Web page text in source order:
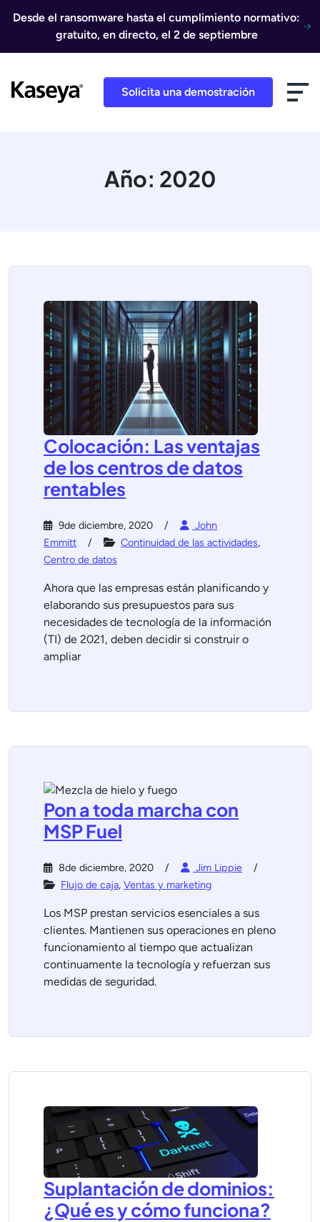
Desde el ransomware hasta el cumplimiento normativo:
gratuito, en directo, el 2 de septiembre
Solicita una demostración
Año: 2020
Colocación: Las ventajas
de los centros de datos
rentables
9de diciembre, 2020
John
Emmitt
Continuidad de las actividades,
Centro de datos
Ahora que las empresas están planificando y
elaborando sus presupuestos para sus
necesidades de tecnología de la información
(TI) de 2021, deben decidir si construir o
ampliar
Pon a toda marcha con
MSP Fuel
8de diciembre, 2020
Jim Lippie
Flujo de caja, Ventas y marketing
Los MSP prestan servicios esenciales a sus
clientes. Mantienen sus operaciones en pleno
funcionamiento al tiempo que actualizan
continuamente la tecnología y refuerzan sus
medidas de seguridad.
Suplantación de dominios:
¿Qué es y cómo funciona?